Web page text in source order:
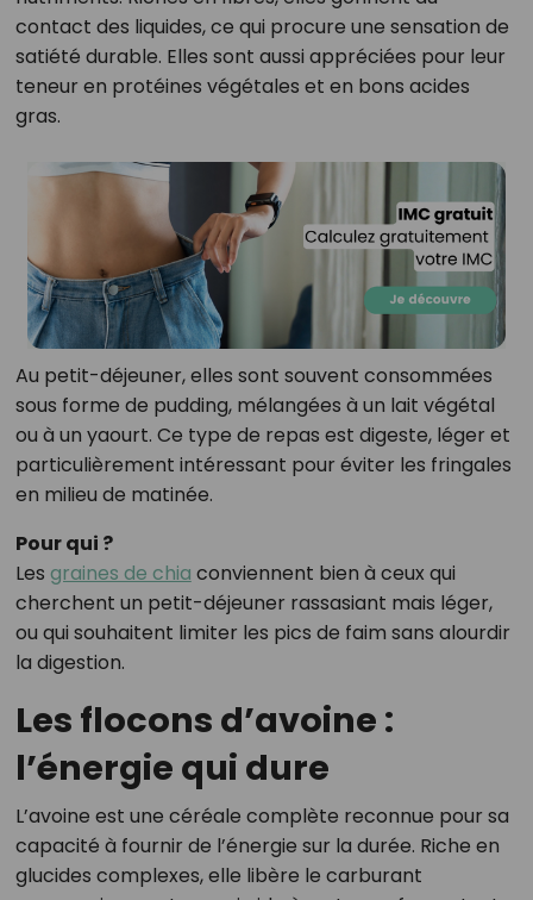
contact des liquides, ce qui procure une sensation de
satiété durable. Elles sont aussi appréciées pour leur
teneur en protéines végétales et en bons acides
gras.
Au petit-déjeuner, elles sont souvent consommées
sous forme de pudding, mélangées à un lait végétal
ou à un yaourt. Ce type de repas est digeste, léger et
particulièrement intéressant pour éviter les fringales
en milieu de matinée.
Pour qui ?
Les graines de chia conviennent bien à ceux qui
cherchent un petit-déjeuner rassasiant mais léger,
ou qui souhaitent limiter les pics de faim sans alourdir
la digestion.
Les flocons d’avoine :
l’énergie qui dure
L’avoine est une céréale complète reconnue pour sa
capacité à fournir de l’énergie sur la durée. Riche en
glucides complexes, elle libère le carburant